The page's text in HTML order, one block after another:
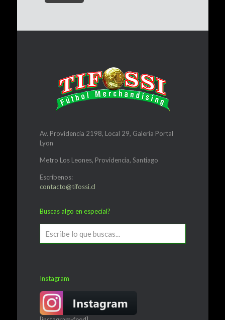
Av. Providencia 2198, Local 29, Galería Portal
Lyon
Metro Los Leones, Providencia, Santiago
Escríbenos:
contacto@tifossi.cl
Buscas algo en especial?
Instagram